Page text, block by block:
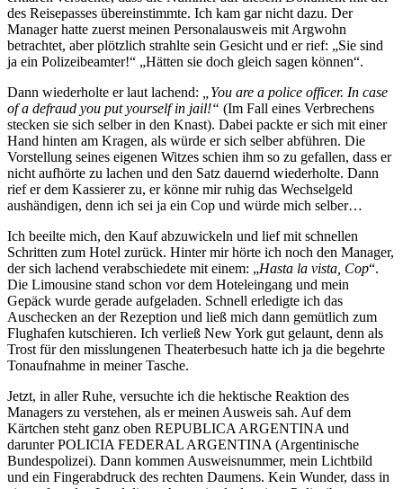
des Reisepasses übereinstimmte. Ich kam gar nicht dazu. Der
Manager hatte zuerst meinen Personalausweis mit Argwohn
betrachtet, aber plötzlich strahlte sein Gesicht und er rief:
Sie sind
ja ein Polizeibeamter!
Hätten sie doch gleich sagen können .
Dann wiederholte er laut lachend:
You are a police officer. In case
of a defraud you put yourself in jail!
(Im Fall eines Verbrechens
stecken sie sich selber in den Knast). Dabei packte er sich mit einer
Hand hinten am Kragen, als würde er sich selber abführen. Die
Vorstellung seines eigenen Witzes schien ihm so zu gefallen, dass er
nicht aufhörte zu lachen und den Satz dauernd wiederholte. Dann
rief er dem Kassierer zu, er könne mir ruhig das Wechselgeld
aushändigen, denn ich sei ja ein Cop und würde mich selber…
Ich beeilte mich, den Kauf abzuwickeln und lief mit schnellen
Schritten zum Hotel zurück. Hinter mir hörte ich noch den Manager,
der sich lachend verabschiedete mit einem:
Hasta la vista, Cop .
Die Limousine stand schon vor dem Hoteleingang und mein
Gepäck wurde gerade aufgeladen. Schnell erledigte ich das
Auschecken an der Rezeption und ließ mich dann gemütlich zum
Flughafen kutschieren. Ich verließ New York gut gelaunt, denn als
Trost für den misslungenen Theaterbesuch hatte ich ja die begehrte
Tonaufnahme in meiner Tasche.
Jetzt, in aller Ruhe, versuchte ich die hektische Reaktion des
Managers zu verstehen, als er meinen Ausweis sah. Auf dem
Kärtchen steht ganz oben REPUBLICA ARGENTINA und
darunter POLICIA FEDERAL ARGENTINA (Argentinische
Bundespolizei). Dann kommen Ausweisnummer, mein Lichtbild
und ein Fingerabdruck des rechten Daumens. Kein Wunder, dass in